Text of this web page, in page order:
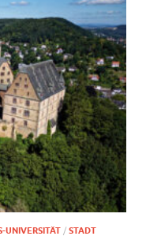
UNIVERSITÄT / STADT